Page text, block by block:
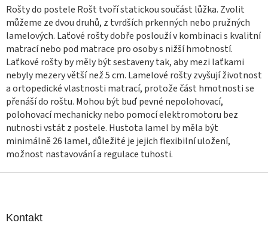
l
á
a
c
í
p
r
v
y
v
ý
p
Rošty do postele Rošt tvoří statickou součást lůžka. Zvolit
můžeme ze dvou druhů, z tvrdších prkenných nebo pružných
lamelových. Laťové rošty dobře poslouží v kombinaci s kvalitní
matrací nebo pod matrace pro osoby s nižší hmotností.
Laťkové rošty by měly být sestaveny tak, aby mezi laťkami
nebyly mezery větší než 5 cm. Lamelové rošty zvyšují životnost
a ortopedické vlastnosti matrací, protože část hmotnosti se
přenáší do roštu. Mohou být buď pevné nepolohovací,
polohovací mechanicky nebo pomocí elektromotoru bez
nutnosti vstát z postele. Hustota lamel by měla být
minimálně 26 lamel, důležité je jejich flexibilní uložení,
možnost nastavování a regulace tuhosti.
Kontakt